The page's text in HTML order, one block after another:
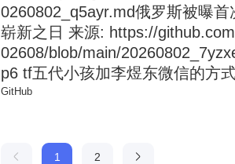
0260802_q5ayr.md俄罗斯被曝
崭新之日 来源: https://
02608/blob/main/
p6 tf五代小孩加李煜东微信的方
GitHub
1 2